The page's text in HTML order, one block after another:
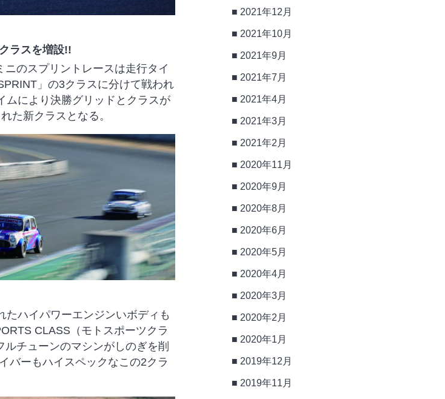
ラスを増設!!
のスプリントレースは走行タイ
」の3クラスに分けて戦われ
ムにより決勝グリッドとクラスが
た新クラスとなる。
ハイパワーエンジンいボディも
CLASS（モトスポーツクラ
チューンのマシンがしのぎを削
バーもハイスペックなこの2クラ
2021年12月
2021年10月
2021年9月
2021年7月
2021年4月
2021年3月
2021年2月
2020年11月
2020年9月
2020年8月
2020年6月
2020年5月
2020年4月
2020年3月
2020年2月
2020年1月
2019年12月
2019年11月